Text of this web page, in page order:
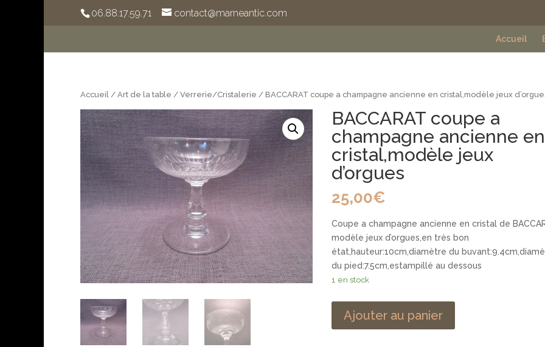
06.88.17.59.71 contact@marneantic.com
Accueil
Accueil / Art de la table / Verrerie/Cristalerie / BACCARAT coupe a champagne ancienne en cristal,modèle jeux
BACCARAT coupe a
champagne ancienne en
cristal,modèle jeux
d’orgues
25,00€
Coupe a champagne ancienne en cristal de
modèle jeux d’orgues,en très bon
état,hauteur:10cm,diamètre du
du pied:7.5cm,estampillé au dessous
1 en stock
Ajouter au panier